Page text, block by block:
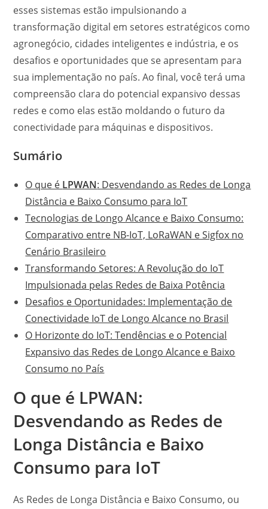
esses sistemas estão impulsionando a
transformação digital em setores estratégicos como
agronegócio, cidades inteligentes e indústria, e os
desafios e oportunidades que se apresentam para
sua implementação no país. Ao final, você terá uma
compreensão clara do potencial expansivo dessas
redes e como elas estão moldando o futuro da
conectividade para máquinas e dispositivos.
Sumário
O que é LPWAN: Desvendando as Redes de Longa
Distância e Baixo Consumo para IoT
Tecnologias de Longo Alcance e Baixo Consumo:
Comparativo entre NB-IoT, LoRaWAN e Sigfox no
Cenário Brasileiro
Transformando Setores: A Revolução do IoT
Impulsionada pelas Redes de Baixa Potência
Desafios e Oportunidades: Implementação de
Conectividade IoT de Longo Alcance no Brasil
O Horizonte do IoT: Tendências e o Potencial
Expansivo das Redes de Longo Alcance e Baixo
Consumo no País
O que é LPWAN:
Desvendando as Redes de
Longa Distância e Baixo
Consumo para IoT
As Redes de Longa Distância e Baixo Consumo, ou